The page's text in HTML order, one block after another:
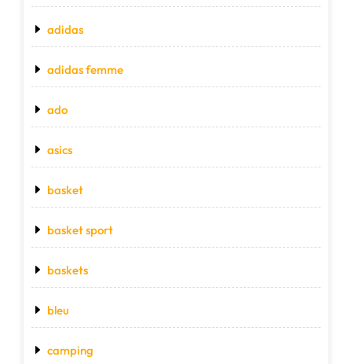
adidas
adidas femme
ado
asics
basket
basket sport
baskets
bleu
camping